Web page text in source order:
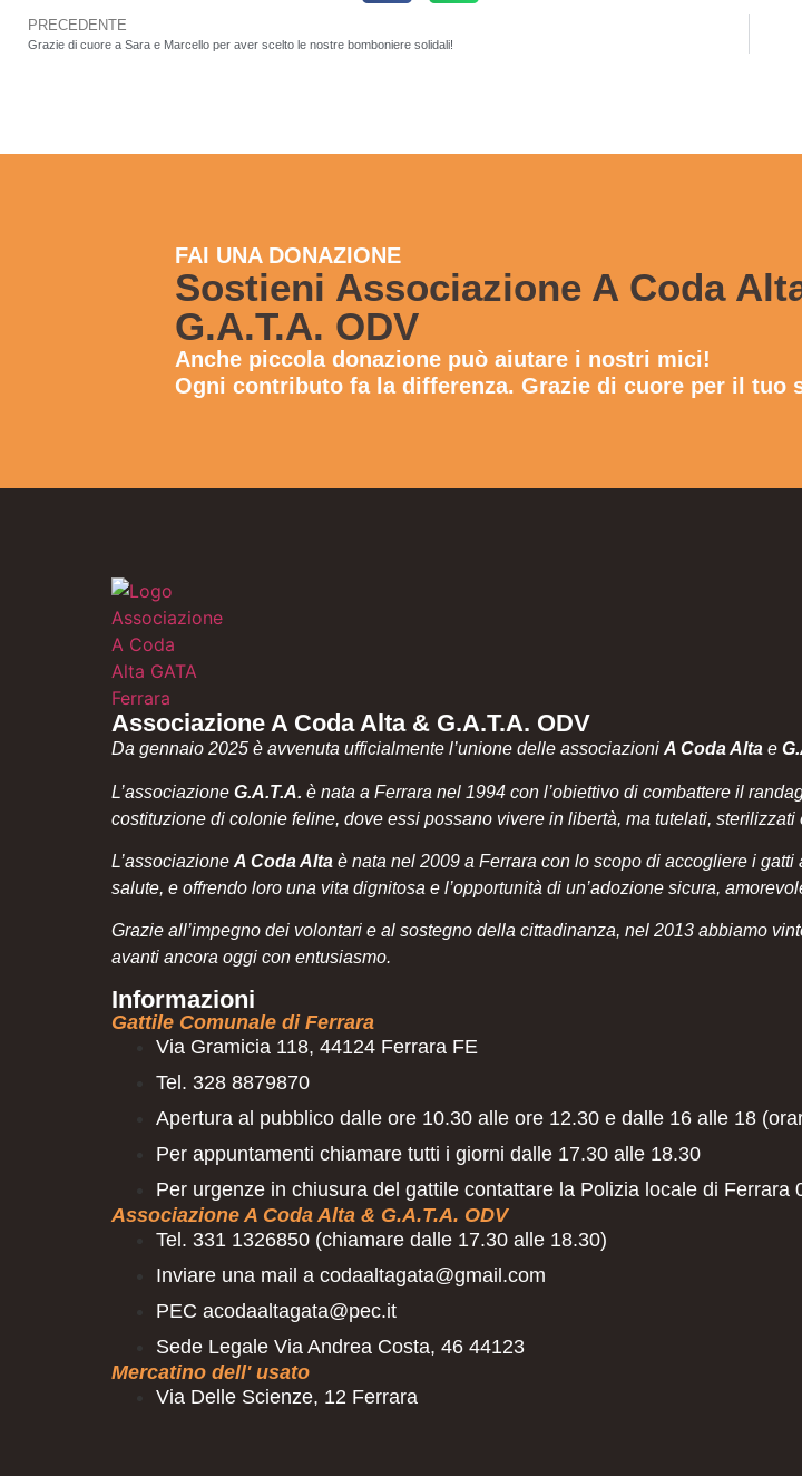
PRECEDENTE
Grazie di cuore a Sara e Marcello per aver scelto le nostre bomboniere solidali!
FAI UNA DONAZIONE
Sostieni Associazione A Coda
G.A.T.A. ODV
Anche piccola donazione può aiutare i nostri mici!
Ogni contributo fa la differenza. Grazie di cuore per il tuo
Associazione A Coda Alta & G.A.T.A. ODV
Da gennaio 2025 è avvenuta ufficialmente l’unione delle associazioni A Coda Alta e
L’associazione G.A.T.A. è nata a Ferrara nel 1994 con l’obiettivo di combattere il
costituzione di colonie feline, dove essi possano vivere in libertà, ma tutelati, sterilizzati
L’associazione A Coda Alta è nata nel 2009 a Ferrara con lo scopo di accogliere i
salute, e offrendo loro una vita dignitosa e l’opportunità di un’adozione sicura,
Grazie all’impegno dei volontari e al sostegno della cittadinanza, nel 2013 abbiamo
avanti ancora oggi con entusiasmo.
Informazioni
Gattile Comunale di Ferrara
Via Gramicia 118, 44124 Ferrara FE
Tel. 328 8879870
Apertura al pubblico dalle ore 10.30 alle ore 12.30 e dalle 16 alle 18
Per appuntamenti chiamare tutti i giorni dalle 17.30 alle 18.30
Per urgenze in chiusura del gattile contattare la Polizia locale di Ferrara
Associazione A Coda Alta & G.A.T.A. ODV
Tel. 331 1326850 (chiamare dalle 17.30 alle 18.30)
Inviare una mail a codaaltagata@gmail.com
PEC acodaaltagata@pec.it
Sede Legale Via Andrea Costa, 46 44123
Mercatino dell' usato
Via Delle Scienze, 12 Ferrara